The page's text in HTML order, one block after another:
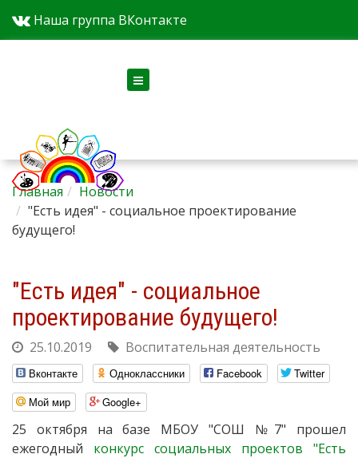
Наша группа ВКонтакте
Главная
Новости
"Есть идея" - социальное проектирование
будущего!
"Есть идея" - социальное
проектирование будущего!
25.10.2019 Воспитательная деятельность
Вконтакте Одноклассники Facebook
Twitter
Мой мир
Google+
25 октября на базе МБОУ "СОШ №7" прошел
ежегодный конкурс социальных проектов "Есть